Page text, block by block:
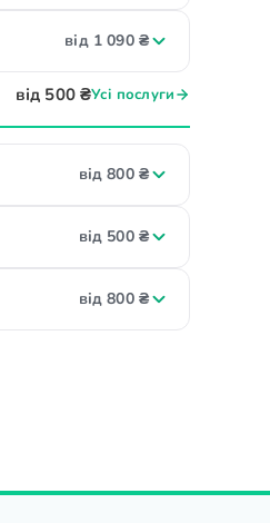
від 1 090 ₴
від 500 ₴Усі послуги
від 800 ₴
від 500 ₴
від 800 ₴